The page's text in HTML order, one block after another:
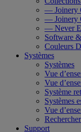
— Joinery
— Joinery
— Never
Software
Couleurs
Systèmes
Systèmes
Vue
Vue
Système
Systèmes
Vue
Support